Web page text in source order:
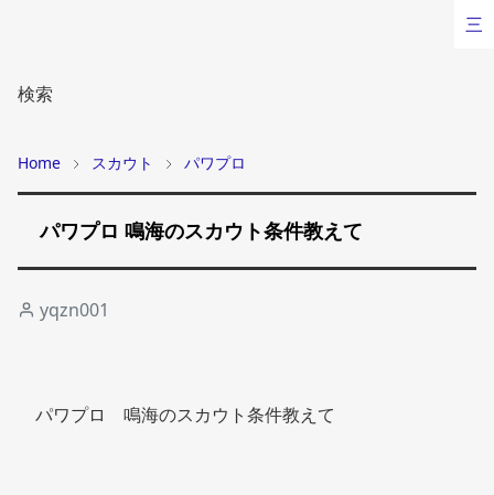
検索
Home スカウト パワプロ
パワプロ 鳴海のスカウト条件教えて
yqzn001
パワプロ　鳴海のスカウト条件教えて
三